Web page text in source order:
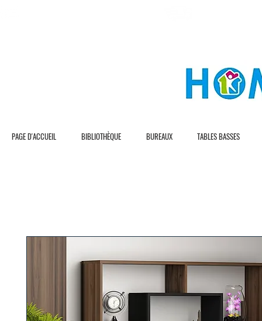
PAGE D'ACCUEIL BIBLIOTHÈQUE BUREAUX TABLES BASSES